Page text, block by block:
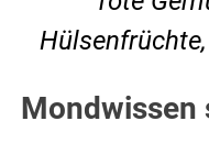
Mondwissen